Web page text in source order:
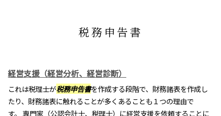
税務申告書
経営支援（経営分析、経営診断）
これは税理士が税務申告書を作成する段階で、財務諸表を作成し
たり、財務諸表に触れることが多くあることも１つの理由で
す。 専門家（公認会計士、税理士）に経営支援を依頼することに